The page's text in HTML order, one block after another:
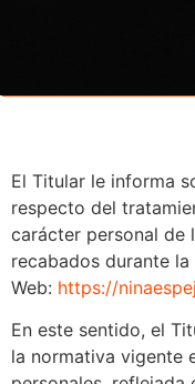
El Titular le informa
respecto del
carácter personal de
recabados durante
Web: https://
En este sentido, el
la normativa vigente